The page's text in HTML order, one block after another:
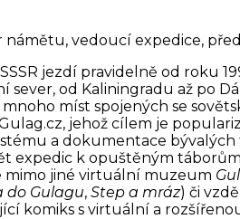
námětu, vedoucí expedice,
jezdí pravidelně od roku
sever, od Kaliningradu až po
míst spojených se
, jehož cílem je
a dokumentace
expedic k opuštěným táborům
mimo jiné virtuální muzeum
do Gulagu, Step a mráz) či
komiks s virtuální a